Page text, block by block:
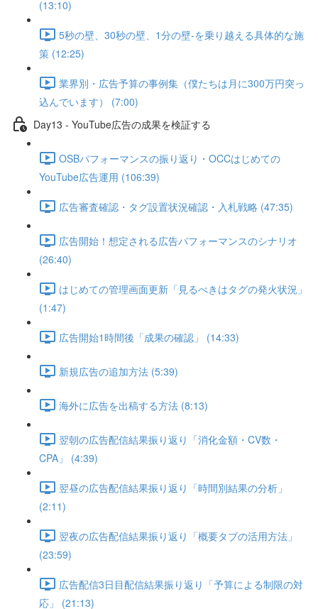
(13:10)
5秒の壁、30秒の壁、1分の壁-を乗り越える具体的な施
策 (12:25)
業界別・広告予算の事例集（僕たちは月に300万円突っ
込んでいます） (7:00)
Day13 - YouTube広告の成果を検証する
OSBパフォーマンスの振り返り・OCCはじめての
YouTube広告運用 (106:39)
広告審査確認・タグ設置状況確認・入札戦略 (47:35)
広告開始！想定される広告パフォーマンスのシナリオ
(26:40)
はじめての管理画面更新「見るべきはタグの発火状況」
(1:47)
広告開始1時間後「成果の確認」 (14:33)
新規広告の追加方法 (5:39)
海外に広告を出稿する方法 (8:13)
翌朝の広告配信結果振り返り「消化金額・CV数・
CPA」 (4:39)
翌昼の広告配信結果振り返り「時間別結果の分析」
(2:11)
翌夜の広告配信結果振り返り「概要タブの活用方法」
(23:59)
広告配信3日目配信結果振り返り「予算による制限の対
応」 (21:13)